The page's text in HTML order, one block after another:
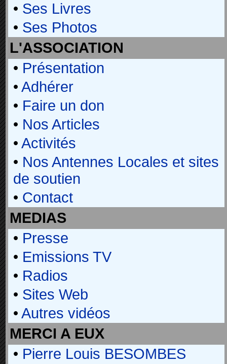
• Ses Livres
• Ses Photos
L'ASSOCIATION
• Présentation
• Adhérer
• Faire un don
• Nos Articles
• Activités
• Nos Antennes Locales et sites
de soutien
• Contact
MEDIAS
• Presse
• Emissions TV
• Radios
• Sites Web
• Autres vidéos
MERCI A EUX
• Pierre Louis BESOMBES